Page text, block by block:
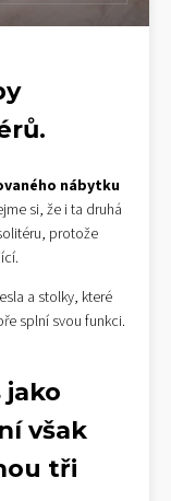
nábytku
si, že i ta druhá
protože
a stolky, které
splní svou funkci.
jako
však
tři